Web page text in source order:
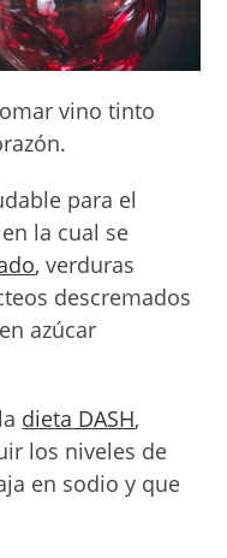
vino tinto
para el
en la cual se
, verduras
descremados
azúcar
dieta DASH,
los niveles de
en sodio y que